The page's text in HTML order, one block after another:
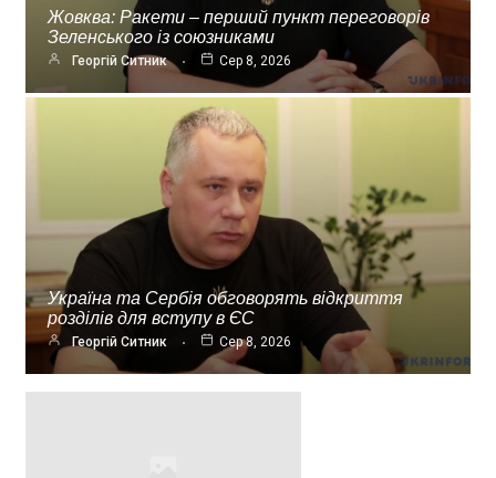
Жовква: Ракети – перший пункт переговорів
Зеленського із союзниками
Георгій Ситник Сер 8, 2026
Україна та Сербія обговорять відкриття
розділів для вступу в ЄС
Георгій Ситник Сер 8, 2026